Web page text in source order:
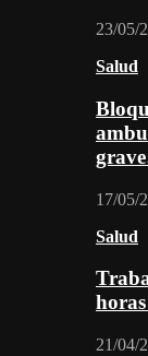
23/05/
Salud
17/05/
Salud
21/04/